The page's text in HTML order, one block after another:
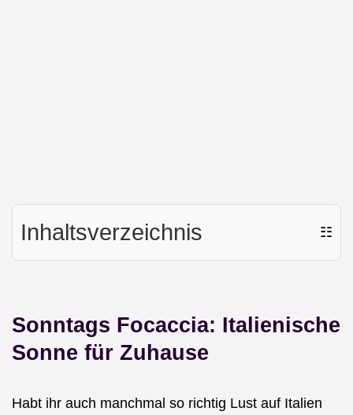
Inhaltsverzeichnis ☷
Sonntags Focaccia: Italienische
Sonne für Zuhause
Habt ihr auch manchmal so richtig Lust auf Italien